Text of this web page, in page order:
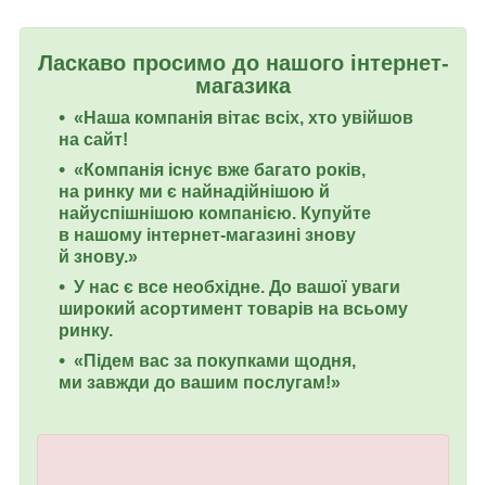
Ласкаво просимо до нашого інтернет-
магазика
«Наша компанія вітає всіх, хто увійшов
на сайт!
«Компанія існує вже багато років,
на ринку ми є найнадійнішою й
найуспішнішою компанією. Купуйте
в нашому інтернет-магазині знову
й знову.»
У нас є все необхідне. До вашої уваги
широкий асортимент товарів на всьому
ринку.
«Підем вас за покупками щодня,
ми завжди до вашим послугам!»